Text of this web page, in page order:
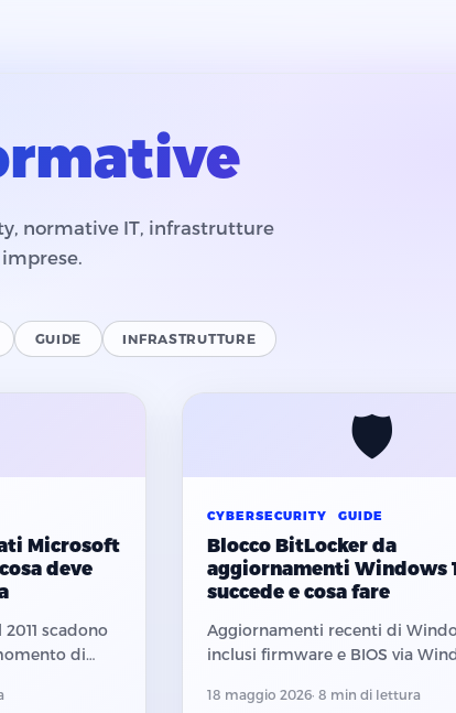
normative IT, infrastrutture
GUIDE INFRASTRUTTURE
Microsoft
deve
scadono
di
un
🛡️
CYBERSECURITY GUIDE
Blocco BitLocker da
aggiornamenti Windows
succede e cosa fare
Aggiornamenti recenti di
inclusi firmware e BIOS via
da BitLocker. Cosa non fare e
18 maggio 2026· 8 min di lettura